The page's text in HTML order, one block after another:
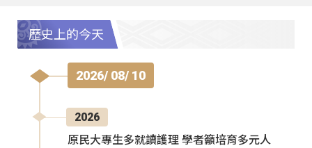
歷史上的今天
2026/ 08/ 10
2026
原民大專生多就讀護理 學者籲培育多元人